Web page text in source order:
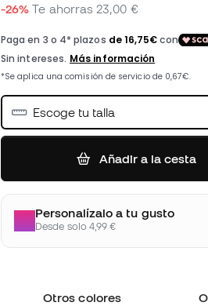
-26% Te ahorras 23,00 €
Escoge tu talla
Añadir a la cesta
Personalízalo a tu gusto
Desde solo 4,99 €
Otros colores